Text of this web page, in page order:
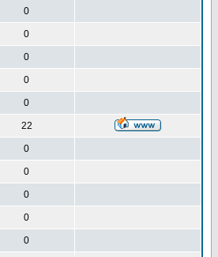
0
0
0
0
0
22
0
0
0
0
0